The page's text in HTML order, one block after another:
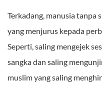
Terkadang, manusia tanpa
yang menjurus kepada
Seperti, saling mengejek
sangka dan saling
muslim yang saling